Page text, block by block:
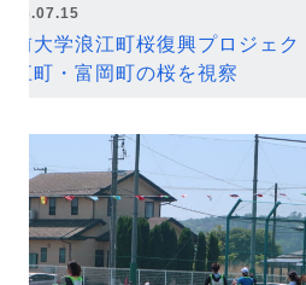
2026.07.15
弘前大学浪江町桜復興プロジェ
浪江町・富岡町の桜を視察